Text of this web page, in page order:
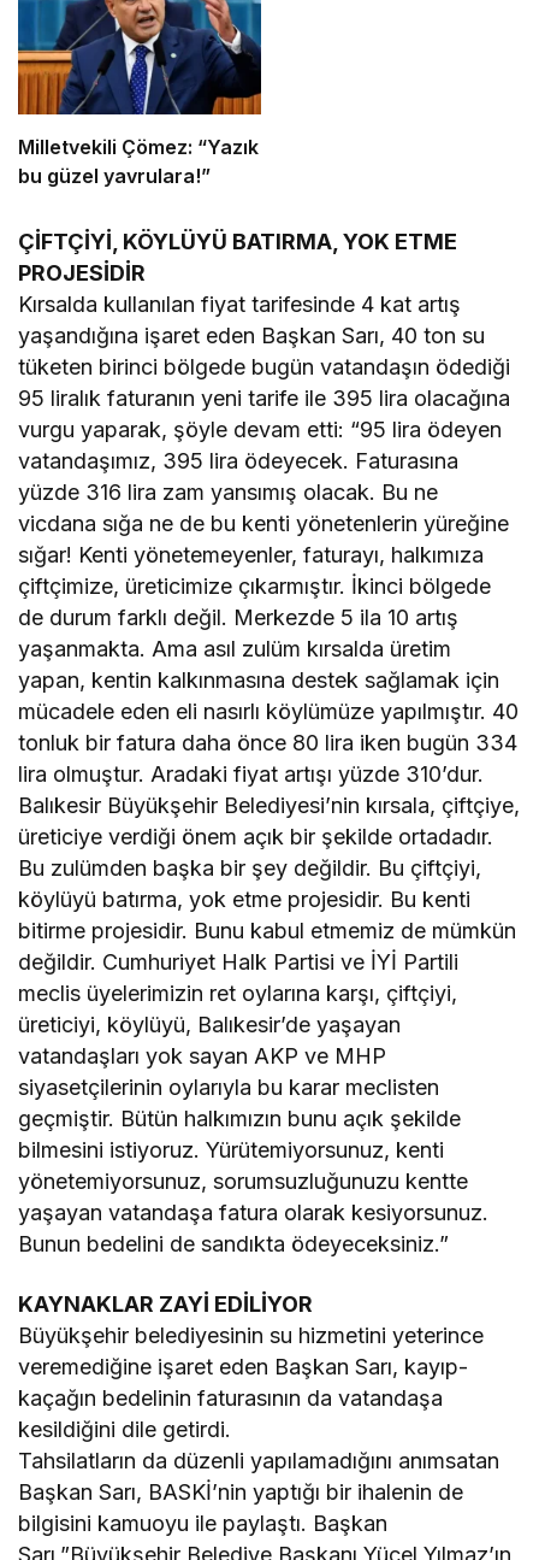
Milletvekili Çömez: “Yazık
bu güzel yavrulara!”
ÇİFTÇİYİ, KÖYLÜYÜ BATIRMA, YOK ETME
PROJESİDİR
Kırsalda kullanılan fiyat tarifesinde 4 kat artış
yaşandığına işaret eden Başkan Sarı, 40 ton su
tüketen birinci bölgede bugün vatandaşın ödediği
95 liralık faturanın yeni tarife ile 395 lira olacağına
vurgu yaparak, şöyle devam etti: “95 lira ödeyen
vatandaşımız, 395 lira ödeyecek. Faturasına
yüzde 316 lira zam yansımış olacak. Bu ne
vicdana sığa ne de bu kenti yönetenlerin yüreğine
sığar! Kenti yönetemeyenler, faturayı, halkımıza
çiftçimize, üreticimize çıkarmıştır. İkinci bölgede
de durum farklı değil. Merkezde 5 ila 10 artış
yaşanmakta. Ama asıl zulüm kırsalda üretim
yapan, kentin kalkınmasına destek sağlamak için
mücadele eden eli nasırlı köylümüze yapılmıştır. 40
tonluk bir fatura daha önce 80 lira iken bugün 334
lira olmuştur. Aradaki fiyat artışı yüzde 310’dur.
Balıkesir Büyükşehir Belediyesi’nin kırsala, çiftçiye,
üreticiye verdiği önem açık bir şekilde ortadadır.
Bu zulümden başka bir şey değildir. Bu çiftçiyi,
köylüyü batırma, yok etme projesidir. Bu kenti
bitirme projesidir. Bunu kabul etmemiz de mümkün
değildir. Cumhuriyet Halk Partisi ve İYİ Partili
meclis üyelerimizin ret oylarına karşı, çiftçiyi,
üreticiyi, köylüyü, Balıkesir’de yaşayan
vatandaşları yok sayan AKP ve MHP
siyasetçilerinin oylarıyla bu karar meclisten
geçmiştir. Bütün halkımızın bunu açık şekilde
bilmesini istiyoruz. Yürütemiyorsunuz, kenti
yönetemiyorsunuz, sorumsuzluğunuzu kentte
yaşayan vatandaşa fatura olarak kesiyorsunuz.
Bunun bedelini de sandıkta ödeyeceksiniz.”
KAYNAKLAR ZAYİ EDİLİYOR
Büyükşehir belediyesinin su hizmetini yeterince
veremediğine işaret eden Başkan Sarı, kayıp-
kaçağın bedelinin faturasının da vatandaşa
kesildiğini dile getirdi.
Tahsilatların da düzenli yapılamadığını anımsatan
Başkan Sarı, BASKİ’nin yaptığı bir ihalenin de
bilgisini kamuoyu ile paylaştı. Başkan
Sarı,”Büyükşehir Belediye Başkanı Yücel Yılmaz’ın